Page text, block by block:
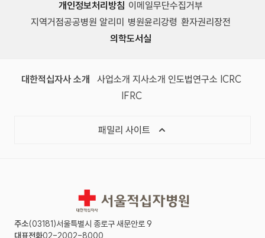
개인정보처리방침 이메일무단수집거부
지역거점공공병원 알리미 병원윤리강령 환자권리장전
의학도서실
대한적십자사 소개 (새 창)
사업소개 (새 창)
지사소개 (새 창)
인도법연구소 (새 창)
ICRC(국제
IFRC(국제적십자사연맹, 새 창)
패밀리 사이트 목록 열기
서울적십자병원
주소(03181)서울특별시 종로구 새문안로 9
대표전화02-2002-8000